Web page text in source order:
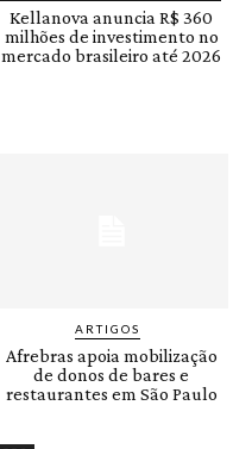
Kellanova anuncia R$ 360
milhões de investimento no
mercado brasileiro até 2026
ARTIGOS
Afrebras apoia mobilização
de donos de bares e
restaurantes em São Paulo